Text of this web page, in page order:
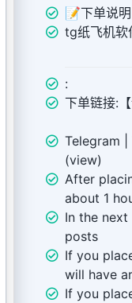
📝下单说明
tg纸飞机软
:
下单链接:
Telegram
(view)
After
about 1
In the
posts
If you
will have
If you